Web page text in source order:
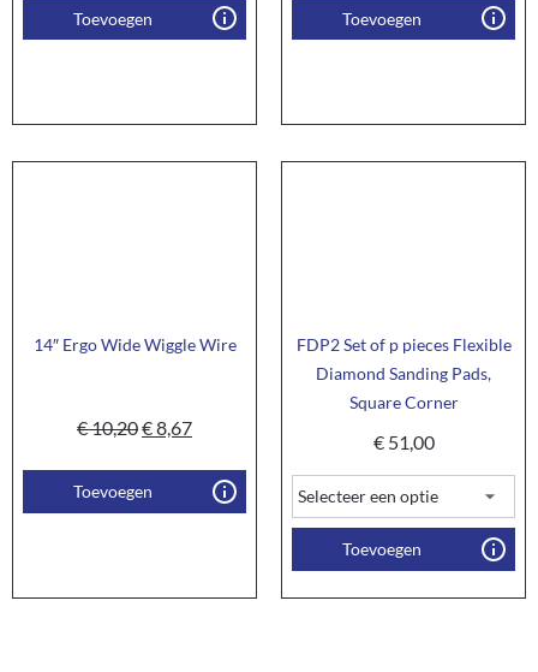
Toevoegen Toevoegen
14″ Ergo Wide Wiggle Wire
€10,20€8,67
Toevoegen
FDP2 Set of p pieces Flexible
Diamond Sanding Pads,
Square Corner
€51,00
Toevoegen